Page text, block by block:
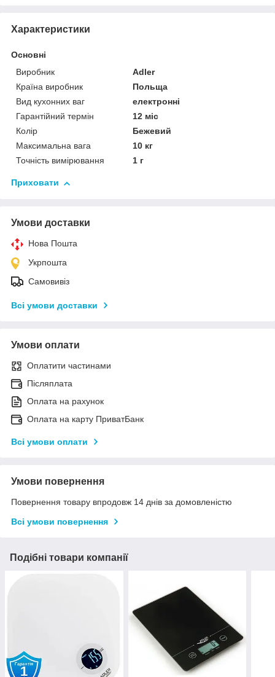
Характеристики
Основні
Виробник
Adler
Країна виробник
Польща
Вид кухонних ваг
електронні
Гарантійний термін
12 міс
Колір
Бежевий
Максимальна вага
10 кг
Точність вимірювання
1 г
Приховати
Умови доставки
Нова Пошта
Укрпошта
Самовивіз
Всі умови доставки
Умови оплати
Оплатити частинами
Післяплата
Оплата на рахунок
Оплата на карту ПриватБанк
Всі умови оплати
Умови повернення
Повернення товару впродовж 14 днів за домовленістю
Всі умови повернення
Подібні товари компанії